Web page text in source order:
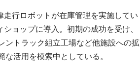
行ロボットが在庫管理を実施してい
ョップに導入。初期の成功を受け、
ントラック組立工場など他施設への拡
活用を模索中としている。